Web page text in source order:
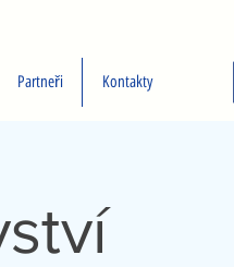
Partneři Kontakty